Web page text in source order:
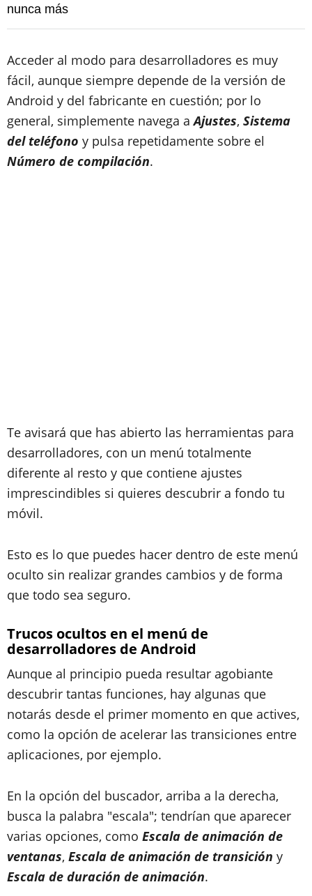
nunca más
Acceder al modo para desarrolladores es muy
fácil, aunque siempre depende de la versión de
Android y del fabricante en cuestión; por lo
general, simplemente navega aAjustes, Sistema
del teléfono y pulsa repetidamente sobre el
Número de compilación.
Te avisará que has abierto las herramientas para
desarrolladores, con un menú totalmente
diferente al resto y que contiene ajustes
imprescindibles si quieres descubrir a fondo tu
móvil.
Esto es lo que puedes hacer dentro de este menú
oculto sin realizar grandes cambios y de forma
que todo sea seguro.
Trucos ocultos en el menú de
desarrolladores de Android
Aunque al principio pueda resultar agobiante
descubrir tantas funciones, hay algunas que
notarás desde el primer momento en que actives,
como la opción de acelerar las transiciones entre
aplicaciones, por ejemplo.
En la opción del buscador, arriba a la derecha,
busca la palabra "escala"; tendrían que aparecer
varias opciones, como Escala de animación de
ventanas, Escala de animación de transición y
Escala de duración de animación.